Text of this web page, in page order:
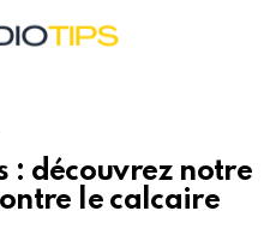
: découvrez notre
le calcaire